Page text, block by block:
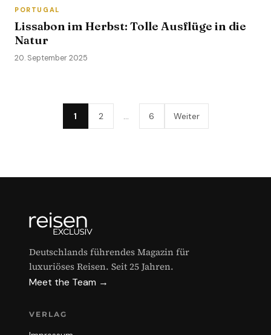
PORTUGAL
Lissabon im Herbst: Tolle Ausflüge in die
Natur
20. September 2025
1 2 6 Weiter
Deutschlands führendes Magazin für
luxuriöses Reisen. Seit 25 Jahren.
Meet the Team →
VERLAG